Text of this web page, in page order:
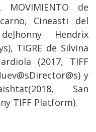
de
Cineasti del
Hendrix
TIGRE de Silvina
(2017, TIFF
y
San
TIFF Platform).